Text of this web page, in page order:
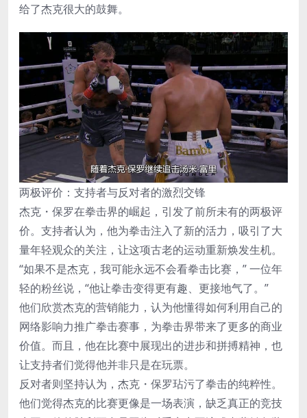
给了杰克很大的鼓舞。
两极评价：支持者与反对者的激烈交锋
杰克・保罗在拳击界的崛起，引发了前所未有的两极评
价。支持者认为，他为拳击注入了新的活力，吸引了大
量年轻观众的关注，让这项古老的运动重新焕发生机。
“如果不是杰克，我可能永远不会看拳击比赛，” 一位年
轻的粉丝说，“他让拳击变得更有趣、更接地气了。”
他们欣赏杰克的营销能力，认为他懂得如何利用自己的
网络影响力推广拳击赛事，为拳击界带来了更多的商业
价值。而且，他在比赛中展现出的进步和拼搏精神，也
让支持者们觉得他并非只是在玩票。
反对者则坚持认为，杰克・保罗玷污了拳击的纯粹性。
他们觉得杰克的比赛更像是一场表演，缺乏真正的竞技